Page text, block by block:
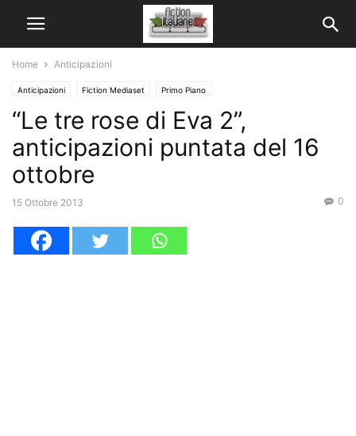
Home Anticipazioni
Anticipazioni Fiction Mediaset Primo Piano
“Le tre rose di Eva 2”,
anticipazioni puntata del 16
ottobre
15 Ottobre 2013 0